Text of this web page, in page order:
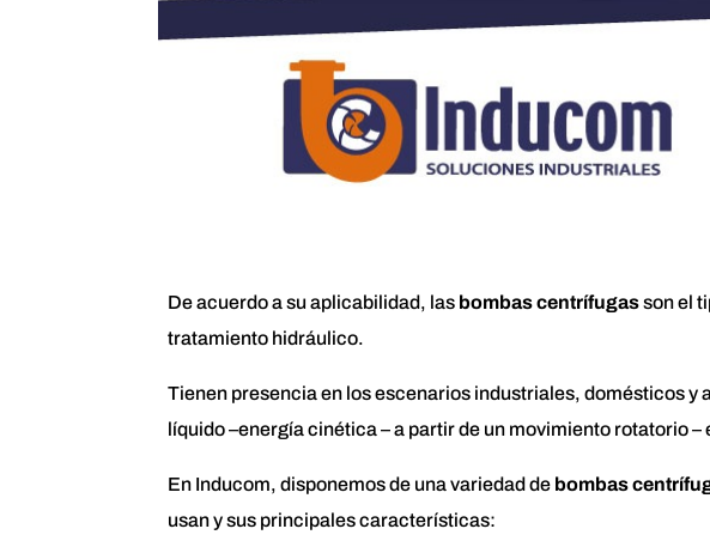
De acuerdo a su aplicabilidad, las bombas centrífugasson el
tratamiento hidráulico.
Tienen presencia en los escenarios industriales, domésticos y
líquido –energía cinética – a partir de un movimiento rotatorio
En Inducom, disponemos de una variedad de bombas
usan y sus principales características: